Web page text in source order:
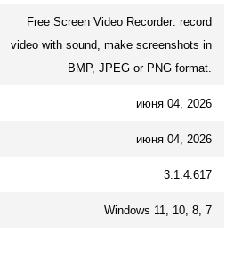
Free Screen Video Recorder: record
video with sound, make screenshots in
BMP, JPEG or PNG format.
июня 04, 2026
июня 04, 2026
3.1.4.617
Windows 11, 10, 8, 7